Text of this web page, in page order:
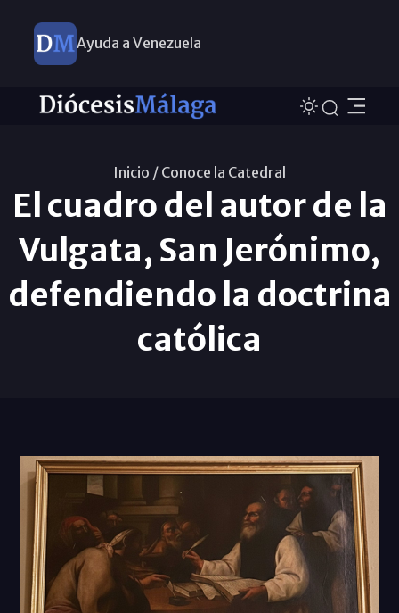
Ayuda a Venezuela
Inicio / Conoce la Catedral
El cuadro del autor de la
Vulgata, San Jerónimo,
defendiendo la doctrina
católica